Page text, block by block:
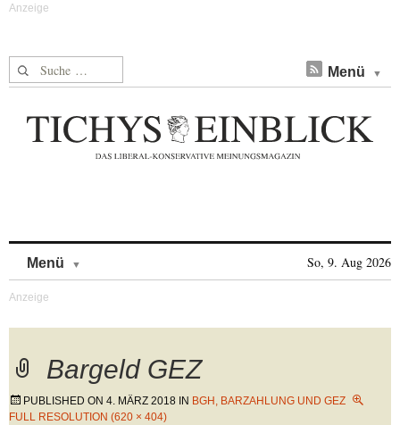
Suche nach: Menü
Menü So, 9. Aug 2026
Bargeld GEZ
PUBLISHED ON 4. MÄRZ 2018 IN BGH, BARZAHLUNG UND GEZ
FULL RESOLUTION (620 × 404)